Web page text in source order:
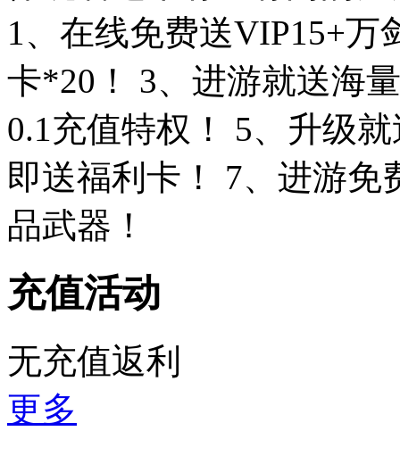
1、在线免费送VIP15+万
卡*20！ 3、进游就送海
0.1充值特权！ 5、升级
即送福利卡！ 7、进游
品武器！
充值活动
无充值返利
更多